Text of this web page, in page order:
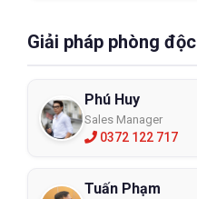
Giải pháp phòng độc
Phú Huy
Sales Manager
0372 122 717
Tuấn Phạm